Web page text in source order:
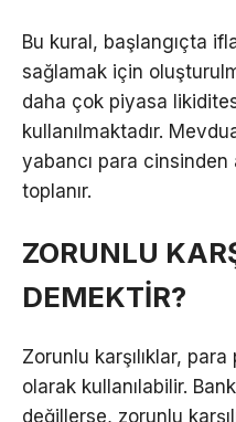
Bu kural, başlangıçta
sağlamak için
daha çok piyasa
kullanılmaktadır.
yabancı para cinsinden
toplanır.
ZORUNLU
DEMEKTİR?
Zorunlu karşılıklar,
olarak kullanılabilir.
değillerse, zorunlu